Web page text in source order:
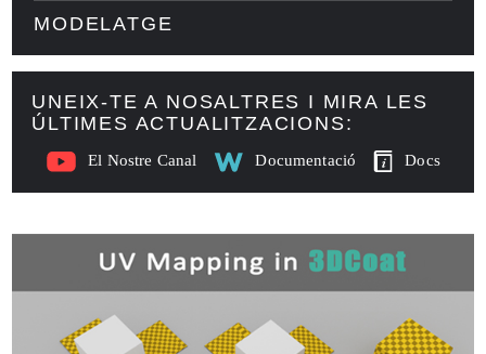
MODELATGE
UNEIX-TE A NOSALTRES I MIRA LES
ÚLTIMES ACTUALITZACIONS:
El Nostre Canal Documentació Docs